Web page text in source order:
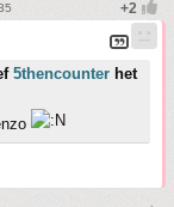
5thencounter het